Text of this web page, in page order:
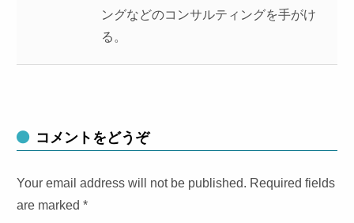
ングなどのコンサルティングを手がけ
る。
コメントをどうぞ
Your email address will not be published. Required fields
are marked*